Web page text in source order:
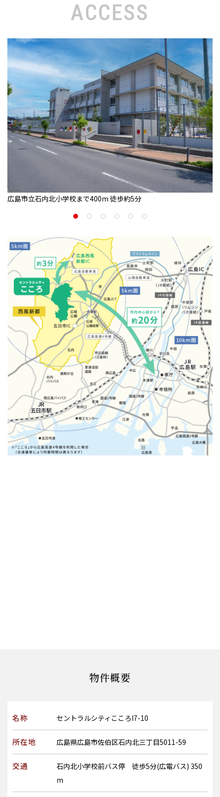
ACCESS
広島市立石内北小学校まで400m 徒歩約5分
物件概要
名称 セントラルシティこころI7-10
所在地 広島県広島市佐伯区石内北三丁目5011-59
交通
石内北小学校前バス停 徒歩5分(広電バス) 350
m